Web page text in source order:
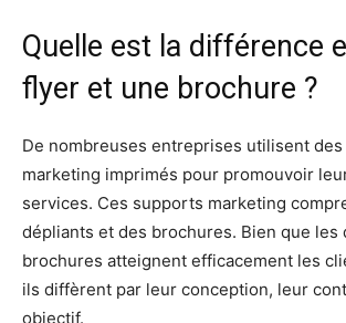
Quelle est la différence
flyer et une brochure ?
De nombreuses entreprises utilisent
marketing imprimés pour promouvoir
services. Ces supports marketing
dépliants et des brochures. Bien que les
brochures atteignent efficacement les
ils diffèrent par leur conception, leur
objectif.